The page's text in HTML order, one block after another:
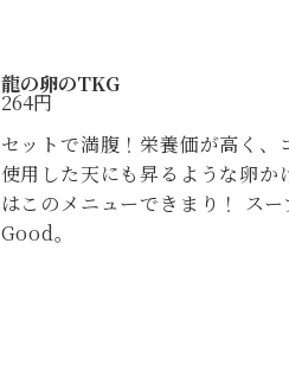
龍の卵のTKG
264円
セットで満腹！栄養価が高く
使用した天にも昇るような卵
はこのメニューできまり！ ス
Good。